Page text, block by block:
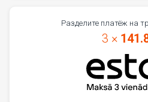
Разделите платёж на
3 ×